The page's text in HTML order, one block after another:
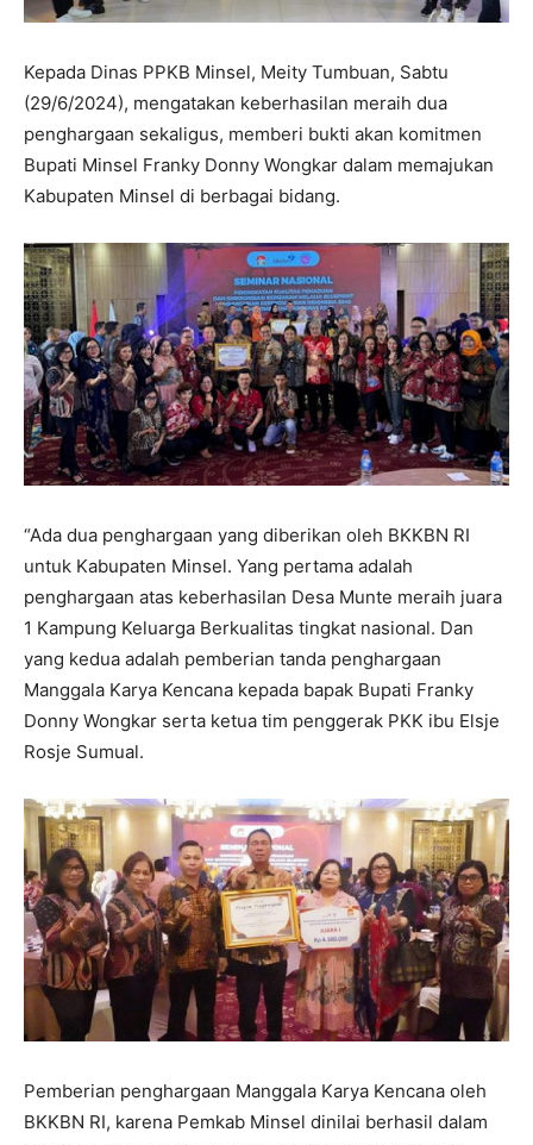
Kepada Dinas PPKB Minsel, Meity Tumbuan, Sabtu
(29/6/2024), mengatakan keberhasilan meraih dua
penghargaan sekaligus, memberi bukti akan komitmen
Bupati Minsel Franky Donny Wongkar dalam memajukan
Kabupaten Minsel di berbagai bidang.
“Ada dua penghargaan yang diberikan oleh BKKBN RI
untuk Kabupaten Minsel. Yang pertama adalah
penghargaan atas keberhasilan Desa Munte meraih juara
1 Kampung Keluarga Berkualitas tingkat nasional. Dan
yang kedua adalah pemberian tanda penghargaan
Manggala Karya Kencana kepada bapak Bupati Franky
Donny Wongkar serta ketua tim penggerak PKK ibu Elsje
Rosje Sumual.
Pemberian penghargaan Manggala Karya Kencana oleh
BKKBN RI, karena Pemkab Minsel dinilai berhasil dalam